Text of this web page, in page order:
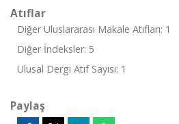
Atıflar
Diğer Uluslararası Makale Atıfları: 1
Diğer İndeksler: 5
Ulusal Dergi Atıf Sayısı: 1
Paylaş